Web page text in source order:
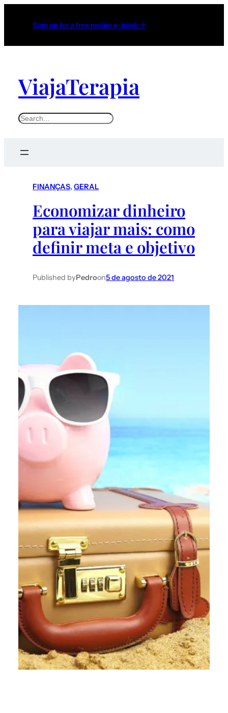
Sign up for a free recipe e-book →
ViajaTerapia
FINANÇAS, GERAL
Economizar dinheiro
para viajar mais: como
definir meta e objetivo
Published byPedroon5 de agosto de 2021